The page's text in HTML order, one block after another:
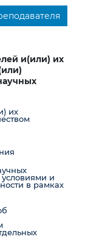
и(или) их
их
и
в рамках